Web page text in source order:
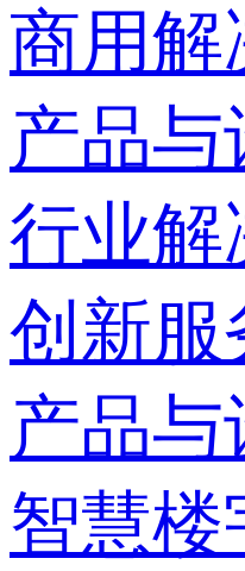
商用解
产品与
行业解
创新服
产品与
智慧楼